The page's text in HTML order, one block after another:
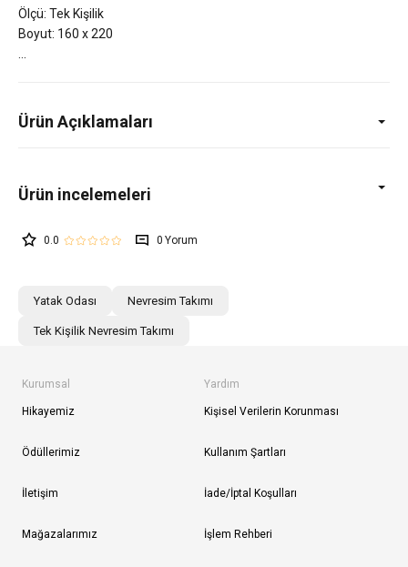
Ölçü: Tek Kişilik
Boyut: 160 x 220
Ürün Açıklamaları
0.0 0
Yatak Odası Nevresim Takımı
Tek Kişilik Nevresim Takımı
Kurumsal
Hikayemiz
Ödüllerimiz
İletişim
Mağazalarımız
Yardım
Kişisel Verilerin Korunması
Kullanım Şartları
İade/İptal Koşulları
İşlem Rehberi